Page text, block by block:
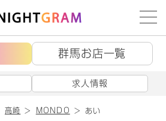
群馬お店一覧
求人情報
高崎 MONDO あい